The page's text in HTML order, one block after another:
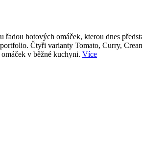
hotových omáček, kterou dnes
Čtyři varianty Tomato, Curry,
v běžné kuchyni. Více